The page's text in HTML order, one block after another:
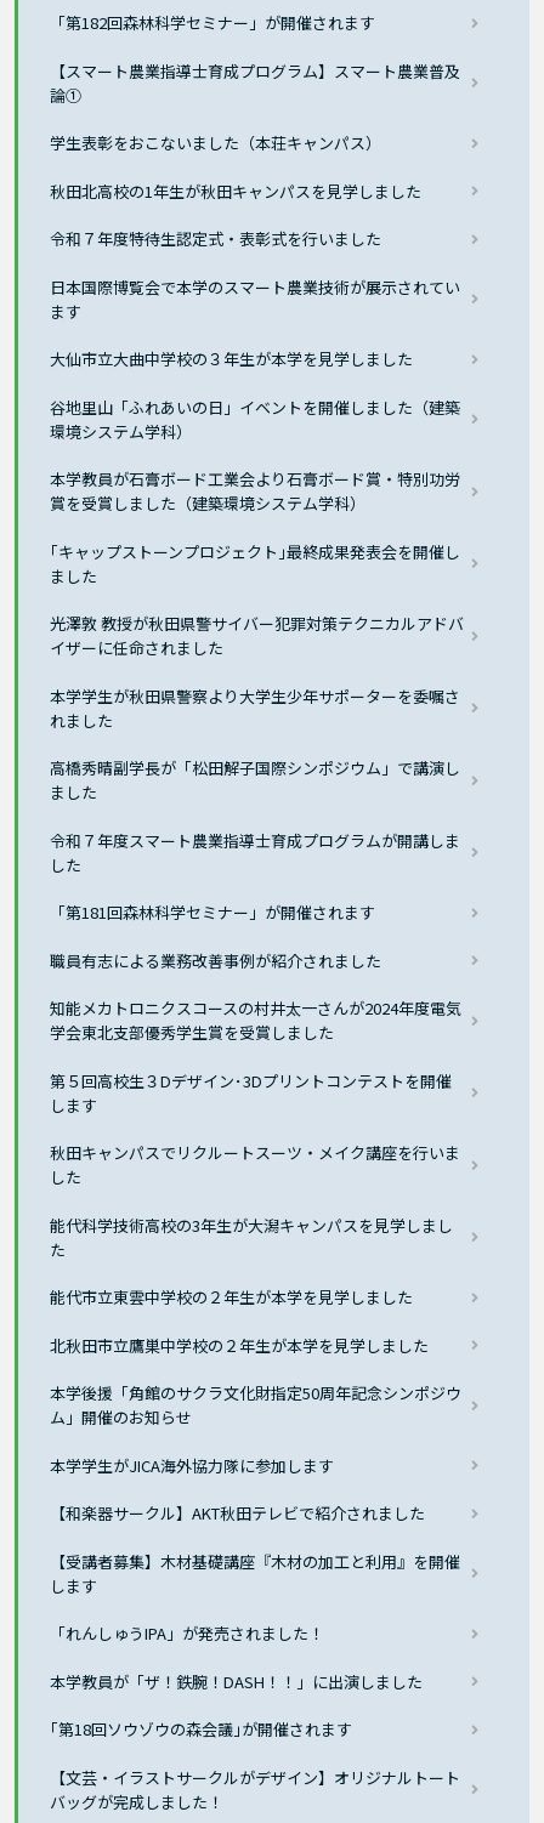
「第182回森林科学セミナー」が開催されます
【スマート農業指導士育成プログラム】スマート農業普及
論①
学生表彰をおこないました（本荘キャンパス）
秋田北高校の1年生が秋田キャンパスを見学しました
令和７年度特待生認定式・表彰式を行いました
日本国際博覧会で本学のスマート農業技術が展示されてい
ます
大仙市立大曲中学校の３年生が本学を見学しました
谷地里山「ふれあいの日」イベントを開催しました（建築
環境システム学科）
本学教員が石膏ボード工業会より石膏ボード賞・特別功労
賞を受賞しました（建築環境システム学科）
｢キャップストーンプロジェクト｣最終成果発表会を開催し
ました
光澤敦 教授が秋田県警サイバー犯罪対策テクニカルアドバ
イザーに任命されました
本学学生が秋田県警察より大学生少年サポーターを委嘱さ
れました
高橋秀晴副学長が「松田解子国際シンポジウム」で講演し
ました
令和７年度スマート農業指導士育成プログラムが開講しま
した
「第181回森林科学セミナー」が開催されます
職員有志による業務改善事例が紹介されました
知能メカトロニクスコースの村井太一さんが2024年度電気
学会東北支部優秀学生賞を受賞しました
第５回高校生３Dデザイン･3Dプリントコンテストを開催
します
秋田キャンパスでリクルートスーツ・メイク講座を行いま
した
能代科学技術高校の3年生が大潟キャンパスを見学しまし
た
能代市立東雲中学校の２年生が本学を見学しました
北秋田市立鷹巣中学校の２年生が本学を見学しました
本学後援「角館のサクラ文化財指定50周年記念シンポジウ
ム」開催のお知らせ
本学学生がJICA海外協力隊に参加します
【和楽器サークル】AKT秋田テレビで紹介されました
【受講者募集】木材基礎講座『木材の加工と利用』を開催
します
「れんしゅうIPA」が発売されました！
本学教員が「ザ！鉄腕！DASH！！」に出演しました
｢第18回ソウゾウの森会議｣が開催されます
【文芸・イラストサークルがデザイン】オリジナルトート
バッグが完成しました！